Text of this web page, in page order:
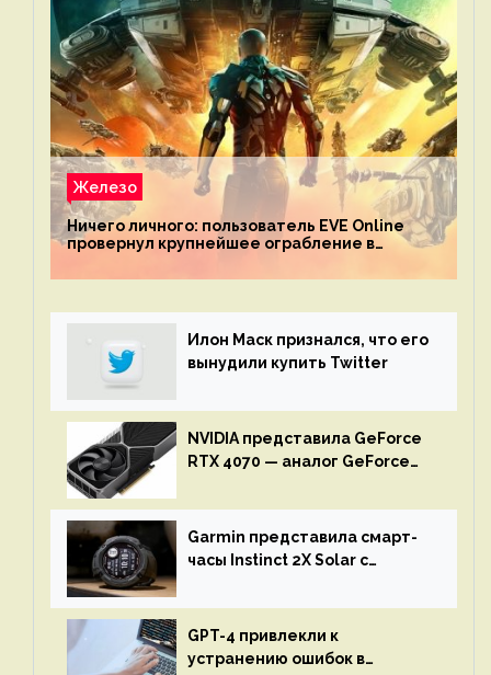
Железо
Ничего личного: пользователь EVE Online
провернул крупнейшее ограбление в
механике
Илон Маск признался, что его
вынудили купить Twitter
NVIDIA представила GeForce
RTX 4070 — аналог GeForce
Garmin представила смарт-
часы Instinct 2X Solar с
GPT-4 привлекли к
устранению ошибок в